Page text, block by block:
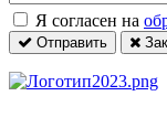
Я согласен на
Отправить